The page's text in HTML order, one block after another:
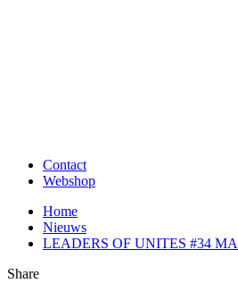
Contact
Webshop
Home
Nieuws
LEADERS OF UNITES #34
Share